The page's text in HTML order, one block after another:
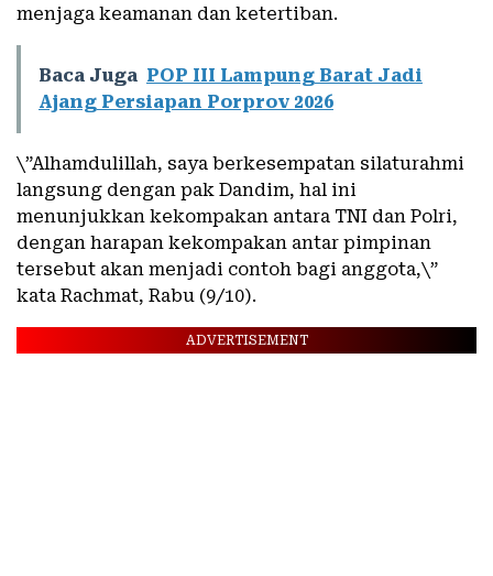
menjaga keamanan dan ketertiban.
Baca Juga POP III Lampung Barat Jadi
Ajang Persiapan Porprov 2026
\”Alhamdulillah, saya berkesempatan silaturahmi
langsung dengan pak Dandim, hal ini
menunjukkan kekompakan antara TNI dan Polri,
dengan harapan kekompakan antar pimpinan
tersebut akan menjadi contoh bagi anggota,\”
kata Rachmat, Rabu (9/10).
ADVERTISEMENT